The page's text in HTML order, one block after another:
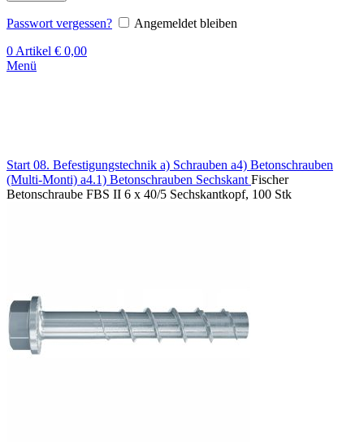
Passwort vergessen?
Angemeldet bleiben
0 Artikel € 0,00
Menü
Start 08. Befestigungstechnik a) Schrauben a4) Betonschrauben
(Multi-Monti) a4.1) Betonschrauben Sechskant Fischer
Betonschraube FBS II 6 x 40/5 Sechskantkopf, 100 Stk